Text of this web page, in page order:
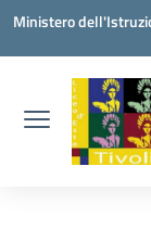
Vai ai contenuti
Vai al menu di
Vai al footer
Ministero